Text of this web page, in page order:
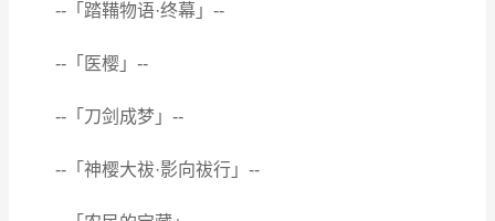
--「踏鞴物语·终幕」--
--「医樱」--
--「刀剑成梦」--
--「神樱大祓·影向祓行」--